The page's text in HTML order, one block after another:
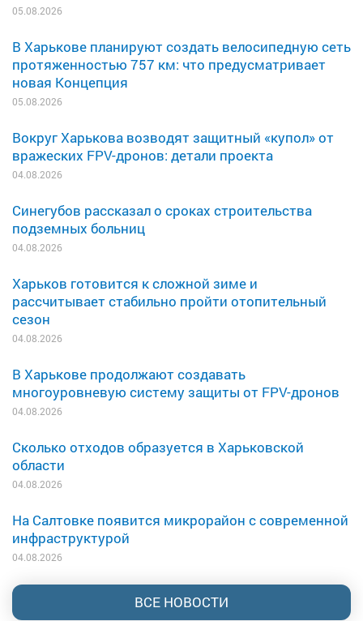
05.08.2026
В Харькове планируют создать велосипедную сеть
протяженностью 757 км: что предусматривает
новая Концепция
05.08.2026
Вокруг Харькова возводят защитный «купол» от
вражеских FPV-дронов: детали проекта
04.08.2026
Синегубов рассказал о сроках строительства
подземных больниц
04.08.2026
Харьков готовится к сложной зиме и
рассчитывает стабильно пройти отопительный
сезон
04.08.2026
В Харькове продолжают создавать
многоуровневую систему защиты от FPV-дронов
04.08.2026
Сколько отходов образуется в Харьковской
области
04.08.2026
На Салтовке появится микрорайон с современной
инфраструктурой
04.08.2026
ВСЕ НОВОСТИ